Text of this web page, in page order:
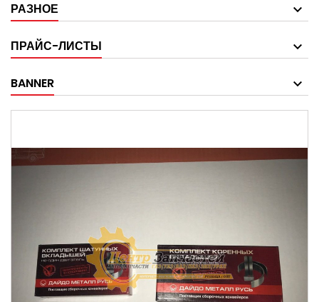
РАЗНОЕ
ПРАЙС-ЛИСТЫ
BANNER